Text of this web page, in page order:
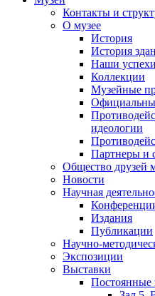
Контакты и
О музее
История
История
Наши
Коллекции
Музейные
идеологии
Партнеры и
Общество друзей
Новости
Научная
Издания
Публикации
Научно-
Экспозиции
Выставки
Постоянные